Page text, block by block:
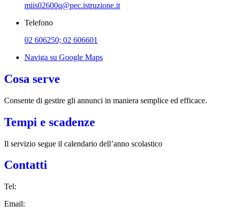
miis02600q@pec.istruzione.it
Telefono
02 606250; 02 606601
Naviga su Google Maps
Cosa serve
Consente di gestire gli annunci in maniera semplice ed efficace.
Tempi e scadenze
Il servizio segue il calendario dell’anno scolastico
Contatti
Tel:
Email: